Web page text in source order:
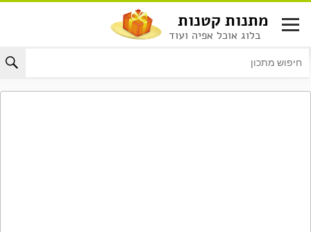
לתוכן
מתנות קטנות
בלוג אוכל אפיה ועוד